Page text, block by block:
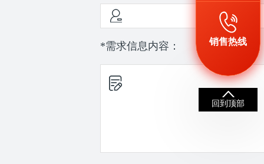
*需求信息内容： 销售热线
回到顶部